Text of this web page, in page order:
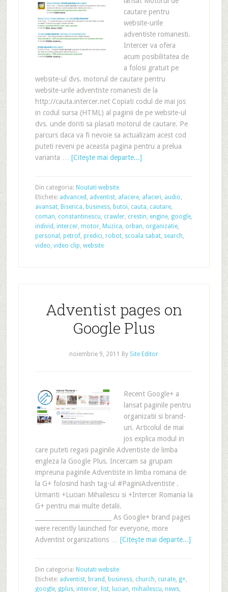
cautare pentru
website-urile
adventiste romanesti.
Intercer va ofera
acum posibilitatea de
a folosi gratuit pe
website-ul dvs. motorul de cautare pentru
website-urile adventiste romanesti de la
http://cauta.intercer.net Copiati codul de mai jos
in codul sursa (HTML) al paginii de pe website-ul
dvs. unde doriti sa plasati motorul de cautare. Pe
parcurs daca va fi nevoie sa actualizam acest cod
puteti reveni pe aceasta pagina pentru a prelua
varianta … [Citeşte mai departe...]
Din categoria: Noutati website
Etichete: advanced , adventist, afacere, afaceri, audio,
avansat, Biserica, business, butoi, cauta, cautare,
coman, constantinescu, crawler, crestin, engine, google,
individ , intercer, motor, Muzica, orban, organizatie,
personal , petrof, predici, robot, scoala sabat, search,
video, video clip, website
Adventist pages on
Google Plus
noiembrie 9, 2011 By Site Editor
Recent Google+ a
lansat paginile pentru
organizatii si brand-
uri. Articolul de mai
jos explica modul in
care puteti regasi paginile Adventiste de limba
engleza la Google Plus. Incercam sa grupam
impreuna paginile Adventiste in limba romana de
la G+ folosind hash tag-ul #PaginiAdventiste .
Urmariti +Lucian Mihailescu si +Intercer Romania la
G+ pentru mai multe detalii.
_________________________ As Google+ brand pages
were recently launched for everyone, more
Adventist organizations … [Citeşte mai departe...]
Din categoria: Noutati website
Etichete: adventist, brand , business, church, curate, g+,
google, gplus, intercer, list, lucian, mihailescu, news,